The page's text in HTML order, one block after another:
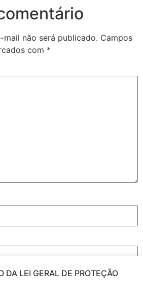
mail não será publicado. Campos
com *
DA LEI GERAL DE PROTEÇÃO